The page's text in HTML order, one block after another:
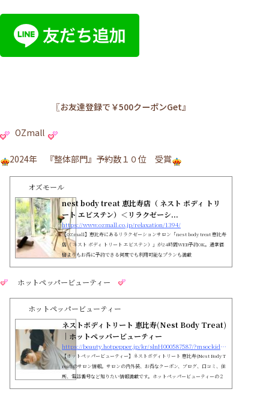
〖お友達登録で￥500クーポンGet』
OZmall
2024年 『整体部門』予約数１０位 受賞
オズモール
nest body treat 恵比寿店（ ネスト ボディ トリ
ート エビステン）＜リラクゼーシ...
https://www.ozmall.co.jp/relaxation/1394/
【OZmall】恵比寿にあるリラクゼーションサロン「nest body treat 恵比寿
店（ ネスト ボディ トリート エビステン）」が24時間WEB予約OK。通常価
格よりもお得に予約できる何度でも利用可能なプランも満載
ホットペッパービューティー
ホットペッパービューティー
ネストボディトリート 恵比寿(Nest Body Treat)
｜ホットペッパービューティー
https://beauty.hotpepper.jp/kr/slnH000587587/?msockid=0af1893400d06e02385e9c7e01d56f3d
【ホットペッパービューティー】ネストボディトリート 恵比寿(Nest Body T
reat)のサロン情報。サロンの内外装、お得なクーポン、ブログ、口コミ、住
所、電話番号など知りたい情報満載です。ホットペッパービューティーの２